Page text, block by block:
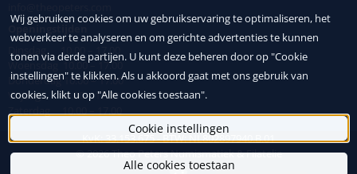
Openingstijden
Dinsdag 10.00 – 17.00
Woensdag 10.00 – 17.00
Donderdag 10.00 – 17.00
Vrijdag 10.00 – 17.00
KvK: 33.153.675 - BTW: NL802897940.B.01
©2026Theo Peters Numismatiek & Filatelie
Wij gebruiken cookies om uw gebruikservaring te optimaliseren, het
webverkeer te analyseren en om gerichte advertenties te kunnen
tonen via derde partijen. U kunt deze beheren door op "Cookie
instellingen" te klikken. Als u akkoord gaat met ons gebruik van
cookies, klikt u op "Alle cookies toestaan".
Cookie instellingen
Alle cookies toestaan